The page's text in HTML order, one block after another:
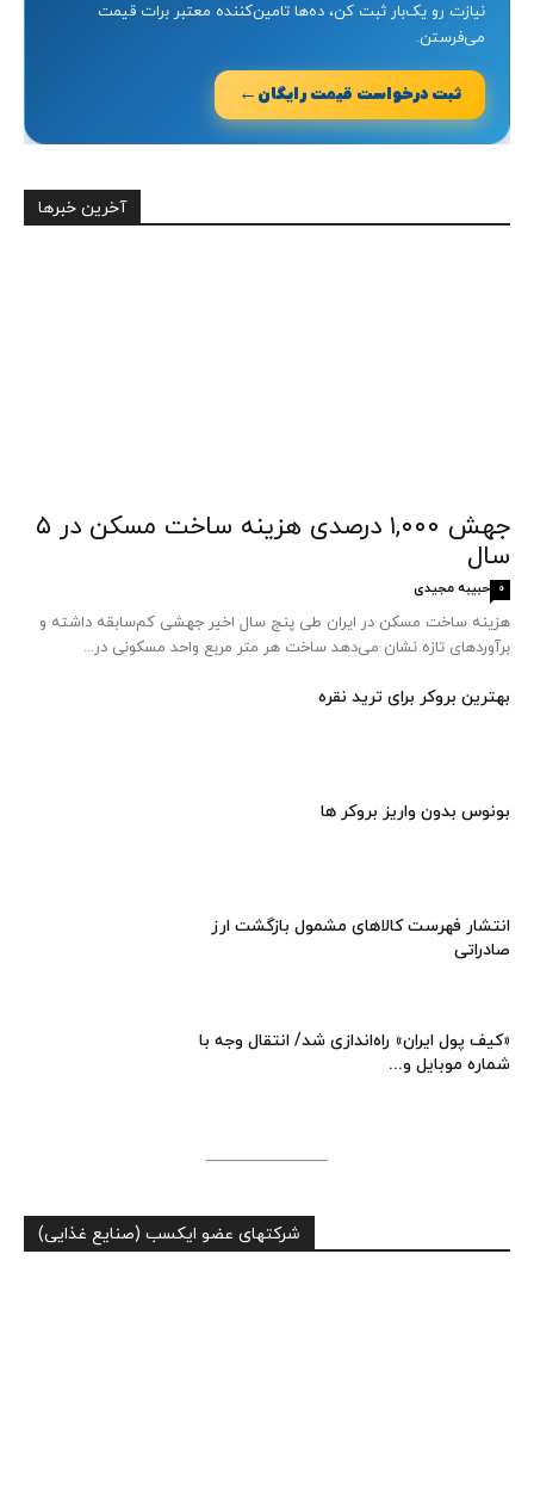
نیازت رو یک‌بار ثبت کن، ده‌ها تامین‌کننده معتبر برات قیمت
می‌فرستن.
ثبت درخواست قیمت رایگان ←
آخرین خبرها
جهش ۱,۰۰۰ درصدی هزینه ساخت مسکن در ۵
سال
حبیبه مجیدی 0
هزینه ساخت مسکن در ایران طی پنج سال اخیر جهشی کم‌سابقه داشته و
برآوردهای تازه نشان می‌دهد ساخت هر متر مربع واحد مسکونی در...
بهترین بروکر برای ترید نقره
بونوس بدون واریز بروکر ها
انتشار فهرست کالاهای مشمول بازگشت ارز
صادراتی
«کیف پول ایران» راه‌اندازی شد/ انتقال وجه با
شماره موبایل و...
شرکتهای عضو ایکسب (صنایع غذایی)